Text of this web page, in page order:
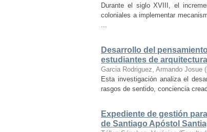
Durante el siglo XVIII, el
coloniales a implementar
...
Desarrollo del
estudiantes de
Garcia Rodriguez, Armando Josue (
Esta investigación analiza el
rasgos de sentido, conciencia
Expediente de gestión
de Santiago Apóstol